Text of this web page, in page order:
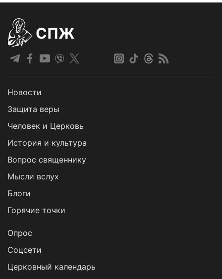
СПЖ
Новости
Защита веры
Человек и Церковь
История и культура
Вопрос священнику
Мысли вслух
Блоги
Горячие точки
Опрос
Cоцсети
Церковный календарь